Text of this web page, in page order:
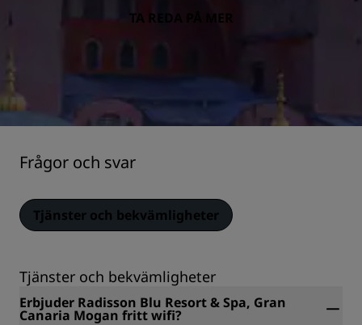
TA REDA PÅ MER
Frågor och svar
Tjänster och bekvämligheter
Tjänster och bekvämligheter
Erbjuder Radisson Blu Resort & Spa, Gran
Canaria Mogan fritt wifi?